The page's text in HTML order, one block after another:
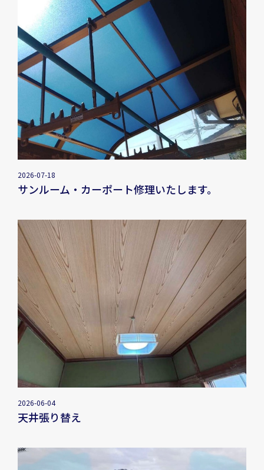
2026-07-18
サンルーム・カーポート修理いたします。
2026-06-04
天井張り替え